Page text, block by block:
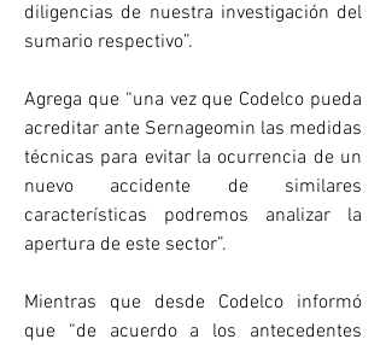
diligencias de nuestra investigación del
sumario respectivo”.
Agrega que “una vez que Codelco pueda
acreditar ante Sernageomin las medidas
técnicas para evitar la ocurrencia de un
nuevo accidente de similares
características podremos analizar la
apertura de este sector”.
Mientras que desde Codelco informó
que “de acuerdo a los antecedentes